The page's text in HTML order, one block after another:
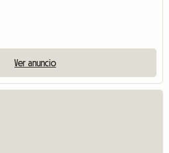
Ver anuncio